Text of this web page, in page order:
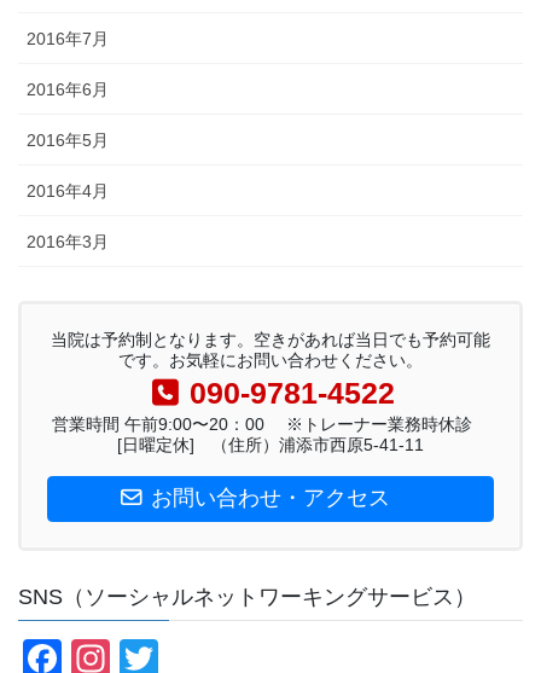
2016年7月
2016年6月
2016年5月
2016年4月
2016年3月
当院は予約制となります。空きがあれば当日でも予約可能
です。お気軽にお問い合わせください。
090-9781-4522
営業時間 午前9:00〜20：00 ※トレーナー業務時休診
[日曜定休] （住所）浦添市西原5-41-11
お問い合わせ・アクセス
SNS（ソーシャルネットワーキングサービス）
F In